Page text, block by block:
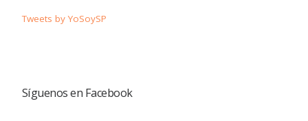
Tweets by YoSoySP
Síguenos en Facebook